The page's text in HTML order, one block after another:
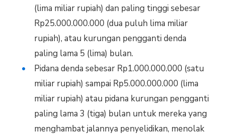
(lima miliar rupiah) dan paling tinggi sebesar
Rp25.000.000.000 (dua puluh lima miliar
rupiah), atau kurungan pengganti denda
paling lama 5 (lima) bulan.
Pidana denda sebesar Rp1.000.000.000 (satu
miliar rupiah) sampai Rp5.000.000.000 (lima
miliar rupiah) atau pidana kurungan pengganti
paling lama 3 (tiga) bulan untuk mereka yang
menghambat jalannya penyelidikan, menolak